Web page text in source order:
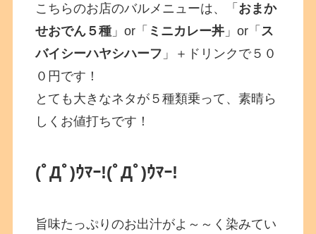
こちらのお店のバルメニューは、「 おまか
せおでん５種 」or「 ミニカレー丼 」or「 ス
バイシーハヤシハーフ 」＋ドリンクで５０
０円です！
とても大きなネタが５種類乗って、素晴ら
しくお値打ちです！
(ﾟДﾟ)ｳﾏｰ!(ﾟДﾟ)ｳﾏｰ!
旨味たっぷりのお出汁がよ～～く染みてい